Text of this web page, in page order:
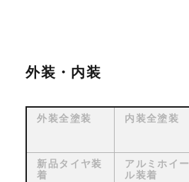
外装・内装
外装全塗装 内装全塗装
新品タイヤ装
着
アルミホイー
ル装着